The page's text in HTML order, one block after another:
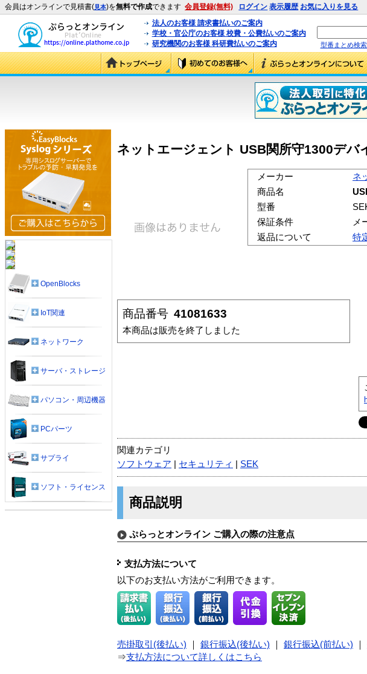
会員はオンラインで見積書(見本)を無料で作成できます 会員登録(無料) ログイン 表示履歴 お気に入りを見る
法人のお客様 請求書払いのご案内
学校・官公庁のお客様 校費・公費払いのご案内
研究機関のお客様 科研費払いのご案内
型番まとめ検
ネットエージェント USB関所守1300デバ
メーカー
ネ
商品名
型番
保証条件
メ
返品について
特
商品番号 41081633
本商品は販売を終了しました
関連カテゴリ
ソフトウェア
セキュリティ SEK
商品説明
ぷらっとオンライン ご購入の際の注意点
支払方法について
以下のお支払い方法がご利用できます。
売掛取引(後払い) 銀行振込(後払い) 銀行振込(前払い)
⇒支払方法について詳しくはこちら
OpenBlocks
IoT関連
ネットワーク
サーバ・ストレージ
パソコン・周辺機器
PCパーツ
サプライ
ソフト・ライセンス